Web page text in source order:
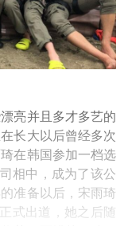
亮并且多才多艺的
长大以后曾经多次
在韩国参加一档选
相中，成为了该公
准备以后，宋雨琦
式出道，她之后随